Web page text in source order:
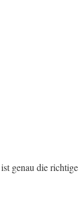
genau die richtige